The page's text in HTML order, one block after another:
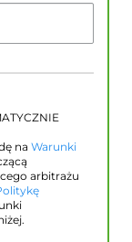
na Warunki
arbitrażu